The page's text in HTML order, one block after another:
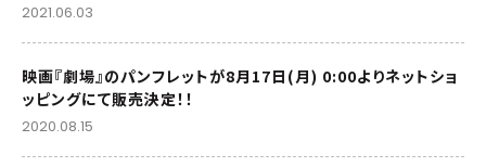
2021.06.03
映画『劇場』のパンフレットが8月17日(月) 0:00よりネットショ
ッピングにて販売決定！！
2020.08.15